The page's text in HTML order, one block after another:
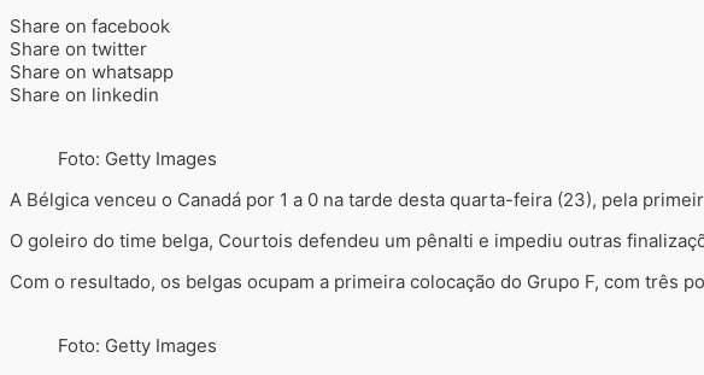
Share on facebook
Share on twitter
Share on whatsapp
Share on linkedin
Foto: Getty Images
A Bélgica venceu o Canadá por 1 a 0 na tarde desta quarta-feira (23), pela
O goleiro do time belga, Courtois defendeu um pênalti e impediu outras
Com o resultado, os belgas ocupam a primeira colocação do Grupo F, com três
Foto: Getty Images